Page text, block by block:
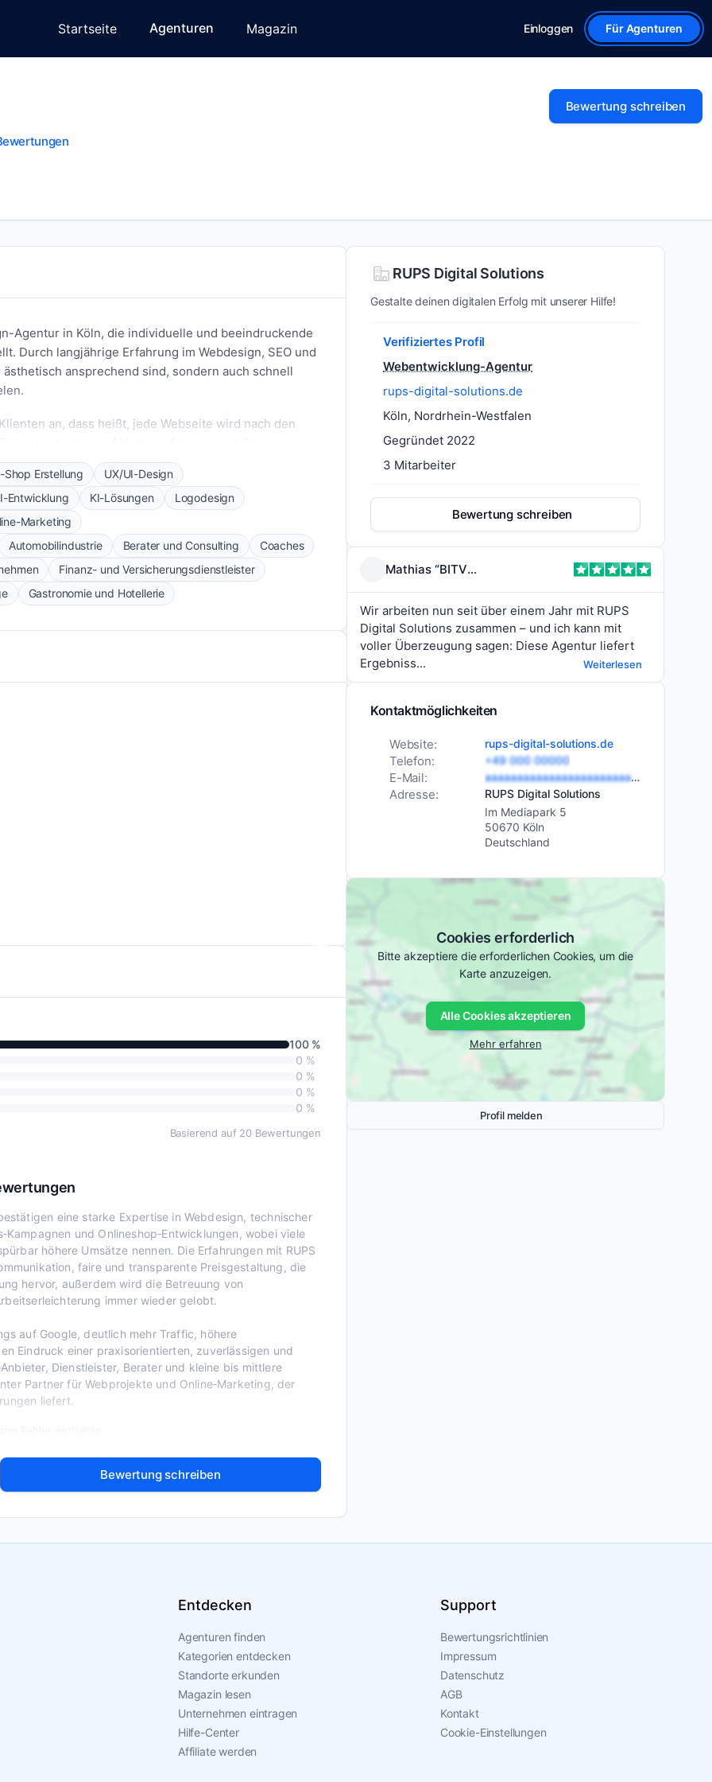
Startseite Agenturen Magazin Einloggen Für Agenturen
Bewertung schreiben
Agentur in Köln, die individuelle und beeindruckende
Durch langjährige Erfahrung im Webdesign, SEO und
ansprechend sind, sondern auch schnell
an, dass heißt, jede Webseite wird nach den
dass deine Webseite hohen Traffic generiert
Gestaltung anzieht.
und die Integration moderner Technologien, um
das von der Onlineshop-Erstellung
die Agentur von anderen Anbietern ab.
Webdesign-Agentur mit nachweislichen Erfolgen bist,
deiner Online-Präsenz benötigst.
zu kontaktieren – sie sind gern für dich da, um
Shop Erstellung
UX/UI-Design
Entwicklung KI-Lösungen
Logodesign
Marketing
Automobilindustrie Berater und Consulting
Coaches
Finanz- und Versicherungsdienstleister
Gastronomie und Hotellerie
100 %
0 %
0 %
0 %
0 %
Basierend auf 20 Bewertungen
eine starke Expertise in Webdesign, technischer
und Onlineshop‑Entwicklungen, wobei viele
höhere Umsätze nennen. Die Erfahrungen mit RUPS
faire und transparente Preisgestaltung, die
hervor, außerdem wird die Betreuung von
immer wieder gelobt.
auf Google, deutlich mehr Traffic, höhere
Eindruck einer praxisorientierten, zuverlässigen und
Dienstleister, Berater und kleine bis mittlere
Partner für Webprojekte und Online‑Marketing, der
liefert.
Bewertung schreiben
RUPS Digital Solutions
Gestalte deinen digitalen Erfolg mit unserer Hilfe!
Verifiziertes Profil
Webentwicklung-Agentur
rups-digital-solutions.de
Köln, Nordrhein-Westfalen
Gegründet 2022
3 Mitarbeiter
Bewertung schreiben
Mathias “BITVESTIS” Rzepka
Wir arbeiten nun seit über einem Jahr mit RUPS
Digital Solutions zusammen – und ich kann mit
voller Überzeugung sagen: Diese Agentur liefert
Ergebniss...
Weiterlesen
Kontaktmöglichkeiten
Website: rups-digital-solutions.de
Telefon: +49 000 00000
E-Mail: aaaaaaaaaaaaaaaaaaaaaaaaaaaaaaaaa
Adresse:
RUPS Digital Solutions
Im Mediapark 5
50670 Köln
Deutschland
Cookies erforderlich
Bitte akzeptiere die erforderlichen Cookies, um die
Karte anzuzeigen.
Alle Cookies akzeptieren
Mehr erfahren
Profil melden
Entdecken
Agenturen finden
Kategorien entdecken
Standorte erkunden
Magazin lesen
Unternehmen eintragen
Hilfe-Center
Affiliate werden
Support
Bewertungsrichtlinien
Impressum
Datenschutz
AGB
Kontakt
Cookie-Einstellungen